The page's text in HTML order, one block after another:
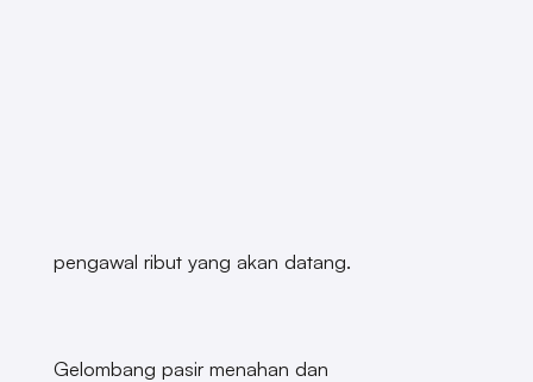
pengawal ribut yang akan datang.
Gelombang pasir menahan dan